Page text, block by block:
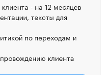
- на 12 месяцев
тексты для
по переходам и
клиента